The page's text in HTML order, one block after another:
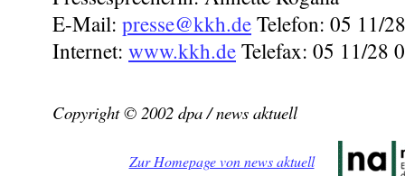
E-Mail: presse@kkh.de Telefon: 05 11/
Internet: www.kkh.de Telefax: 05 11/28
Copyright © 2002 dpa / news aktuell
Zur Homepage von news aktuell